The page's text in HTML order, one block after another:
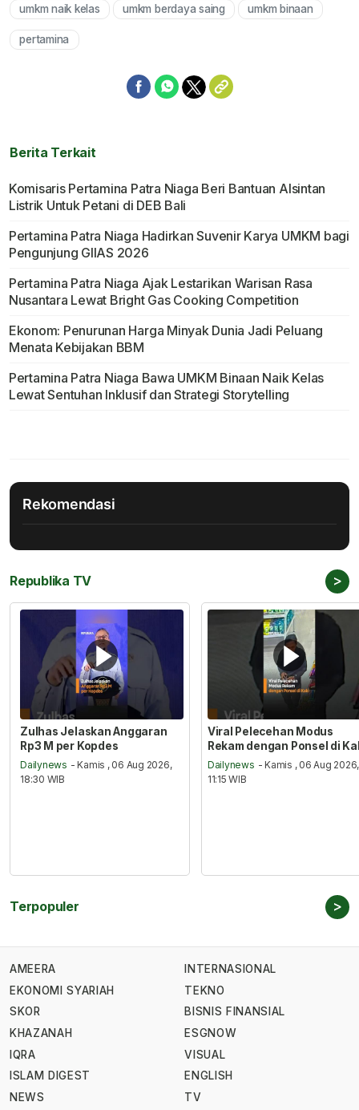
Mute
umkm naik kelas umkm berdaya saing umkm binaan
pertamina
Berita Terkait
Komisaris Pertamina Patra Niaga Beri Bantuan Alsintan
Listrik Untuk Petani di DEB Bali
Pertamina Patra Niaga Hadirkan Suvenir Karya UMKM bagi
Pengunjung GIIAS 2026
Pertamina Patra Niaga Ajak Lestarikan Warisan Rasa
Nusantara Lewat Bright Gas Cooking Competition
Ekonom: Penurunan Harga Minyak Dunia Jadi Peluang
Menata Kebijakan BBM
Pertamina Patra Niaga Bawa UMKM Binaan Naik Kelas
Lewat Sentuhan Inklusif dan Strategi Storytelling
Rekomendasi
Republika TV >
Zulhas Jelaskan Anggaran
Rp3 M per Kopdes
Dailynews - Kamis , 06 Aug 2026,
18:30 WIB
Viral Pelecehan Modus
Rekam dengan Ponsel di
Dailynews - Kamis , 06 Aug 2026,
11:15 WIB
Terpopuler >
AMEERA
EKONOMI SYARIAH
SKOR
KHAZANAH
IQRA
ISLAM DIGEST
NEWS
INTERNASIONAL
TEKNO
BISNIS FINANSIAL
ESGNOW
VISUAL
ENGLISH
TV